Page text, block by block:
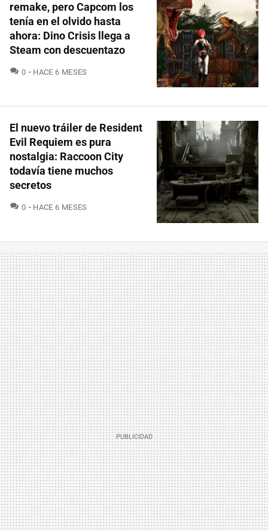
remake, pero Capcom los
tenía en el olvido hasta
ahora: Dino Crisis llega a
Steam con descuentazo
0 COMENTARIOS
HACE 6 MESES
El nuevo tráiler de Resident
Evil Requiem es pura
nostalgia: Raccoon City
todavía tiene muchos
secretos
0 COMENTARIOS
HACE 6 MESES